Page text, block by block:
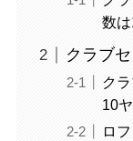
数
クラブ
ク
10
ロ